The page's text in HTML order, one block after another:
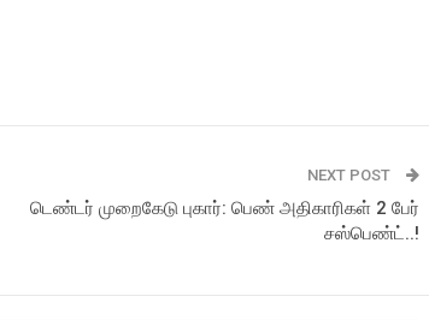
NEXT POST
டெண்டர் முறைகேடு புகார்: பெண் அதிகாரிகள் 2 பேர்
சஸ்பெண்ட்..!